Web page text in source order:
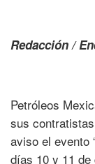
Redacción /
Petróleos
sus
aviso el evento
días 10 y 11